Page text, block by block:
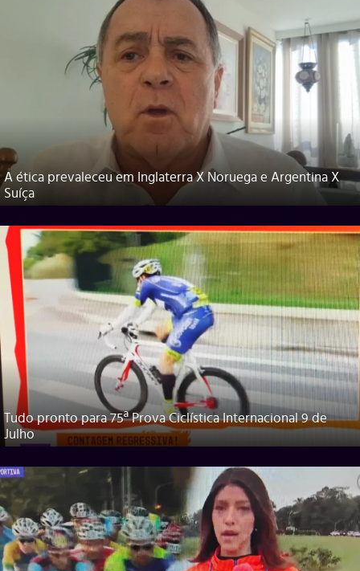
A ética prevaleceu em Inglaterra X Noruega e Argentina X
Suíça
Tudo pronto para 75ª Prova Ciclística Internacional 9 de
Julho